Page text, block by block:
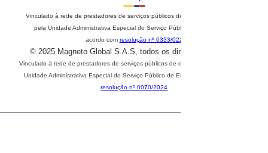
Vinculado à rede de prestadores de serviços públicos de emprego. Autorizado
pela Unidade Administrativa Especial do Serviço Público de Emprego de
acordo com resolução nº 0333/022
© 2025 Magneto Global S.A.S, todos os direitos reservados
Vinculado à rede de prestadores de serviços públicos de emprego. Autorizado pela
Unidade Administrativa Especial do Serviço Público de Emprego de acordo com
resolução nº 0070/2024